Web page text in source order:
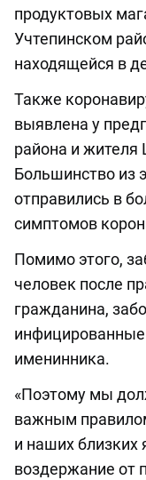
продуктовых
Учтепинском
находящейся в
Также
выявлена у
района и жителя
Большинство из
отправились в
симптомов
Помимо этого,
человек после
гражданина,
инфицированные
именинника.
«Поэтому мы
важным
и наших близких
воздержание от